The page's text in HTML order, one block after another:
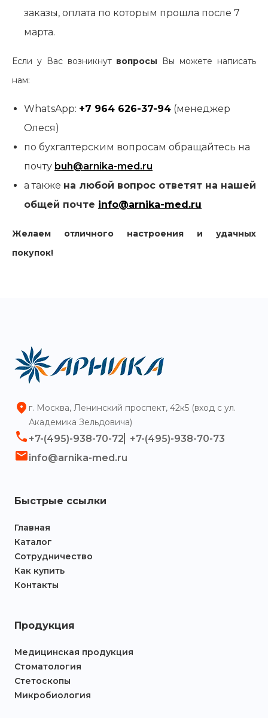
заказы, оплата по которым прошла после 7
марта.
Если у Вас возникнут вопросы Вы можете написать
нам:
WhatsApp: +7 964 626-37-94 (менеджер
Олеся)
по бухгалтерским вопросам обращайтесь на
почту buh@arnika-med.ru
а также на любой вопрос ответят на нашей
общей почте info@arnika-med.ru
Желаем отличного настроения и удачных
покупок!
г. Москва, Ленинский проспект, 42к5 (вход с ул.
Академика Зельдовича)
+7-(495)-938-70-72
+7-(495)-938-70-73
info@arnika-med.ru
Быстрые ссылки
Главная
Каталог
Сотрудничество
Как купить
Контакты
Продукция
Медицинская продукция
Стоматология
Стетоскопы
Микробиология